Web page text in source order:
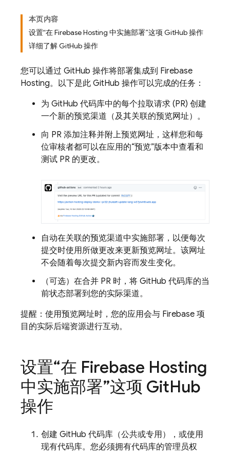
本页内容
设置“在 Firebase Hosting 中实施部署”这项 GitHub 操作
详细了解 GitHub 操作
您可以通过 GitHub 操作将部署集成到 Firebase
Hosting。以下是此 GitHub 操作可以完成的任务：
为 GitHub 代码库中的每个拉取请求 (PR) 创建
一个新的预览渠道（及其关联的预览网址）。
向 PR 添加注释并附上预览网址，这样您和每
位审核者都可以在应用的“预览”版本中查看和
测试 PR 的更改。
自动在关联的预览渠道中实施部署，以便每次
提交时使用所做更改来更新预览网址。该网址
不会随着每次提交新内容而发生变化。
（可选）在合并 PR 时，将 GitHub 代码库的当
前状态部署到您的实际渠道。
提醒：使用预览网址时，您的应用会与 Firebase 项
目的实际后端资源进行互动。
设置“在 Firebase Hosting
中实施部署”这项 GitHub
操作
创建 GitHub 代码库（公共或专用），或使用
现有代码库。您必须拥有代码库的管理员权